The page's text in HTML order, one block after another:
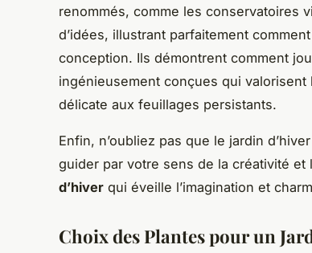
renommés, comme les conservatoires
d’idées, illustrant parfaitement
conception. Ils démontrent comment
ingénieusement conçues qui valorisent
délicate aux feuillages persistants.
Enfin, n’oubliez pas que le jardin
guider par votre sens de la créativité
d’hiver qui éveille l’imagination et
Choix des Plantes pour un